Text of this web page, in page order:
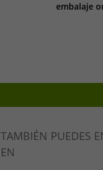
embalaje
TAMBIÉN PUEDES
EN